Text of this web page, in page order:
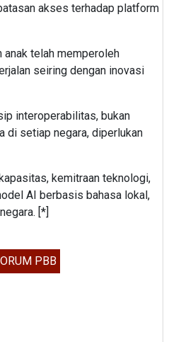
akses terhadap platform
anak telah memperoleh
seiring dengan inovasi
interoperabilitas, bukan
di setiap negara, diperlukan
kemitraan teknologi,
AI berbasis bahasa lokal,
[*]
PBB